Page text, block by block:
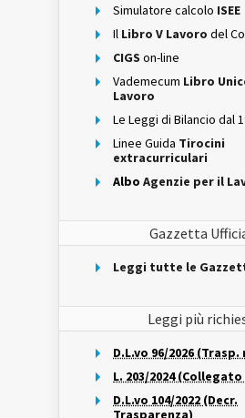
Simulatore calcolo ISEE
Il Libro V Lavoro del
CIGS on-line
Vademecum Libro
Lavoro
Le Leggi di Bilancio dal
Linee Guida Tirocini
extracurriculari
Albo Agenzie per il
Gazzetta
Leggi tutte le
Leggi più
D.L.vo 96/2026
L. 203/2024
D.L.vo 104/2022 (Decr.
Trasparenza)